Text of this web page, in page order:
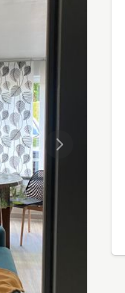
Suivante